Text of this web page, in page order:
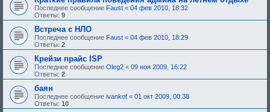
Последнее сообщение Faust « 04 фев 2010, 18:32
Ответы: 9
Встреча с НЛО
Последнее сообщение Faust « 04 фев 2010, 18:29
Ответы: 2
Крейзи прайс ISP
Последнее сообщение Oleg2 « 09 ноя 2009, 16:22
Ответы: 2
баян
Последнее сообщение ivankof « 01 окт 2009, 00:38
Ответы: 10